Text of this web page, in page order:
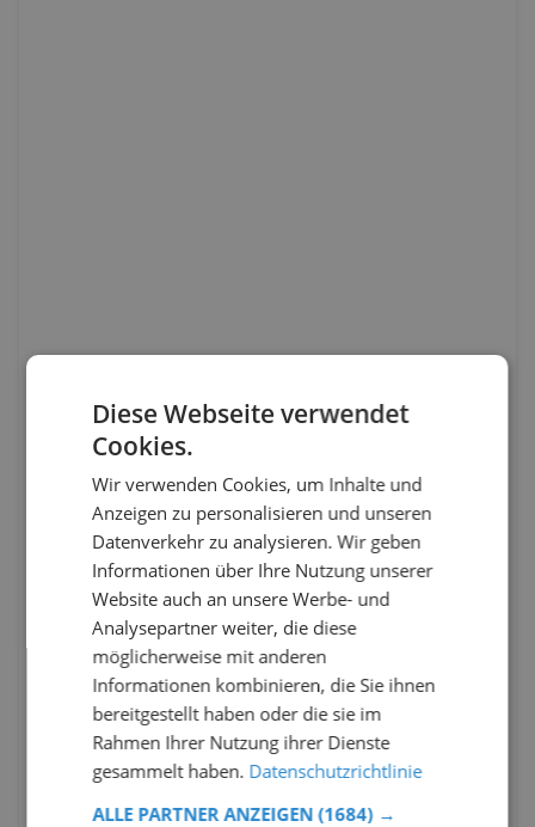
Diese Webseite verwendet
Cookies.
Wir verwenden Cookies, um Inhalte und
Anzeigen zu personalisieren und unseren
Datenverkehr zu analysieren. Wir geben
Informationen über Ihre Nutzung unserer
Website auch an unsere Werbe- und
Analysepartner weiter, die diese
möglicherweise mit anderen
Informationen kombinieren, die Sie ihnen
bereitgestellt haben oder die sie im
Rahmen Ihrer Nutzung ihrer Dienste
gesammelt haben. Datenschutzrichtlinie
ALLE PARTNER ANZEIGEN (1684) →